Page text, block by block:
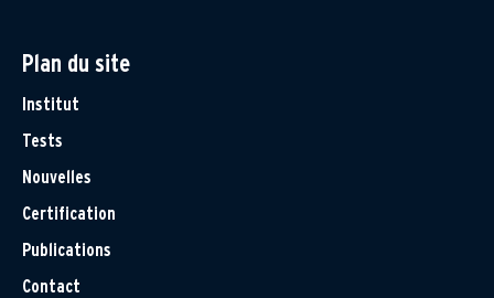
Plan du site
Institut
Tests
Nouvelles
Certification
Publications
Contact